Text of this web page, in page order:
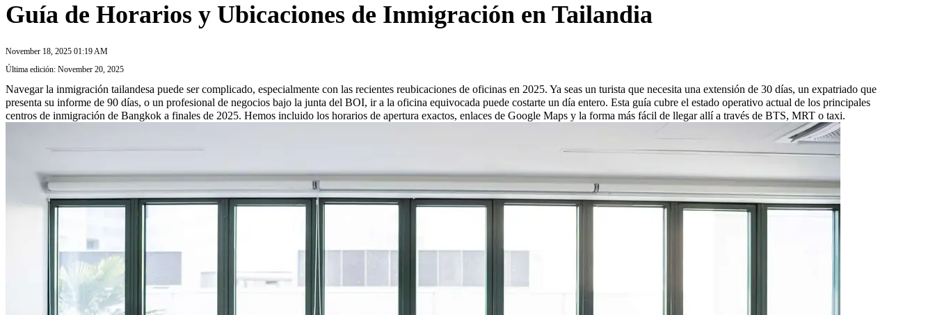
Guía de Horarios y Ubicaciones de Inmigración en Tailandia
November 18, 2025 01:19 AM
Última edición: November 20, 2025
Navegar la inmigración tailandesa puede ser complicado, especialmente con las recientes reubicaciones de oficinas en 2025. Ya seas un turista que necesita una extensión de 30 días, un expatriado que
presenta su informe de 90 días, o un profesional de negocios bajo la junta del BOI, ir a la oficina equivocada puede costarte un día entero. Esta guía cubre el estado operativo actual de los principales
centros de inmigración de Bangkok a finales de 2025. Hemos incluido los horarios de apertura exactos, enlaces de Google Maps y la forma más fácil de llegar allí a través de BTS, MRT o taxi.